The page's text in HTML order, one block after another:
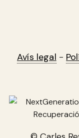
Avís legal -